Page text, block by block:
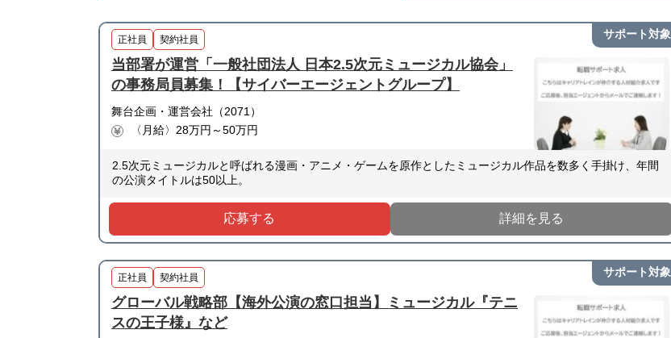
サポート対象
正社員 契約社員
当部署が運営「一般社団法人 日本2.5次元ミュージカル協会」
の事務局員募集！【サイバーエージェントグループ】
舞台企画・運営会社（2071）
〈月給〉28万円～50万円
2.5次元ミュージカルと呼ばれる漫画・アニメ・ゲームを原作としたミュージカル作品を数多く手掛け、年間
の公演タイトルは50以上。
応募する 詳細を見る
サポート対象
正社員 契約社員
グローバル戦略部【海外公演の窓口担当】ミュージカル『テニ
スの王子様』など